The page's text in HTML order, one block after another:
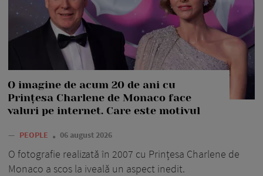
O imagine de acum 20 de ani cu
Prințesa Charlene de Monaco face
valuri pe internet. Care este motivul
— PEOPLE 06 august 2026
O fotografie realizată în 2007 cu Prințesa Charlene de
Monaco a scos la iveală un aspect inedit.